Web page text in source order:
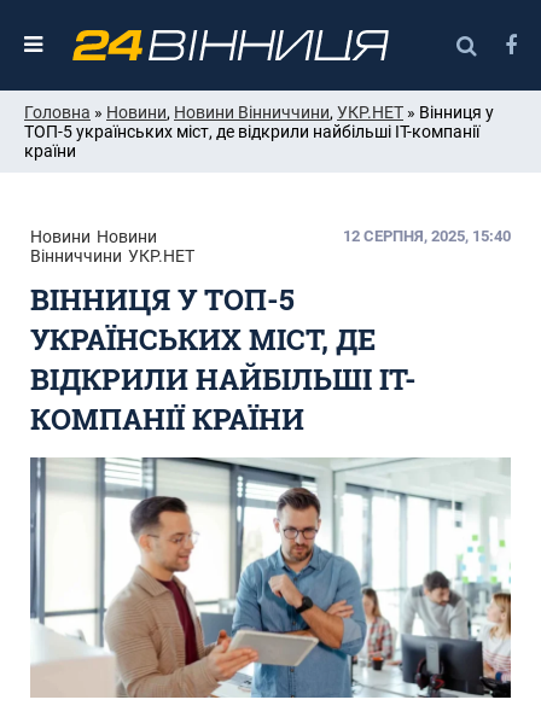
Головна » Новини, Новини Вінниччини, УКР.НЕТ » Вінниця у
ТОП-5 українських міст, де відкрили найбільші IT-компанії
країни
Новини Новини
Вінниччини УКР.НЕТ
12 СЕРПНЯ, 2025, 15:40
ВІННИЦЯ У ТОП-5
УКРАЇНСЬКИХ МІСТ, ДЕ
ВІДКРИЛИ НАЙБІЛЬШІ IT-
КОМПАНІЇ КРАЇНИ